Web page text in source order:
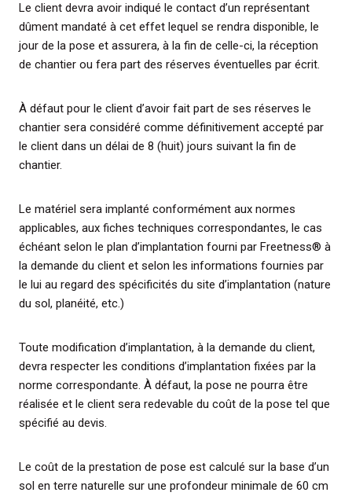
Le client devra avoir indiqué le contact d’un représentant
dûment mandaté à cet effet lequel se rendra disponible, le
jour de la pose et assurera, à la fin de celle-ci, la réception
de chantier ou fera part des réserves éventuelles par écrit.
À défaut pour le client d’avoir fait part de ses réserves le
chantier sera considéré comme définitivement accepté par
le client dans un délai de 8 (huit) jours suivant la fin de
chantier.
Le matériel sera implanté conformément aux normes
applicables, aux fiches techniques correspondantes, le cas
échéant selon le plan d’implantation fourni par Freetness® à
la demande du client et selon les informations fournies par
le lui au regard des spécificités du site d’implantation (nature
du sol, planéité, etc.)
Toute modification d’implantation, à la demande du client,
devra respecter les conditions d’implantation fixées par la
norme correspondante. À défaut, la pose ne pourra être
réalisée et le client sera redevable du coût de la pose tel que
spécifié au devis.
Le coût de la prestation de pose est calculé sur la base d’un
sol en terre naturelle sur une profondeur minimale de 60 cm